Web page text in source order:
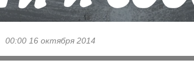
00:00 16 октября 2014